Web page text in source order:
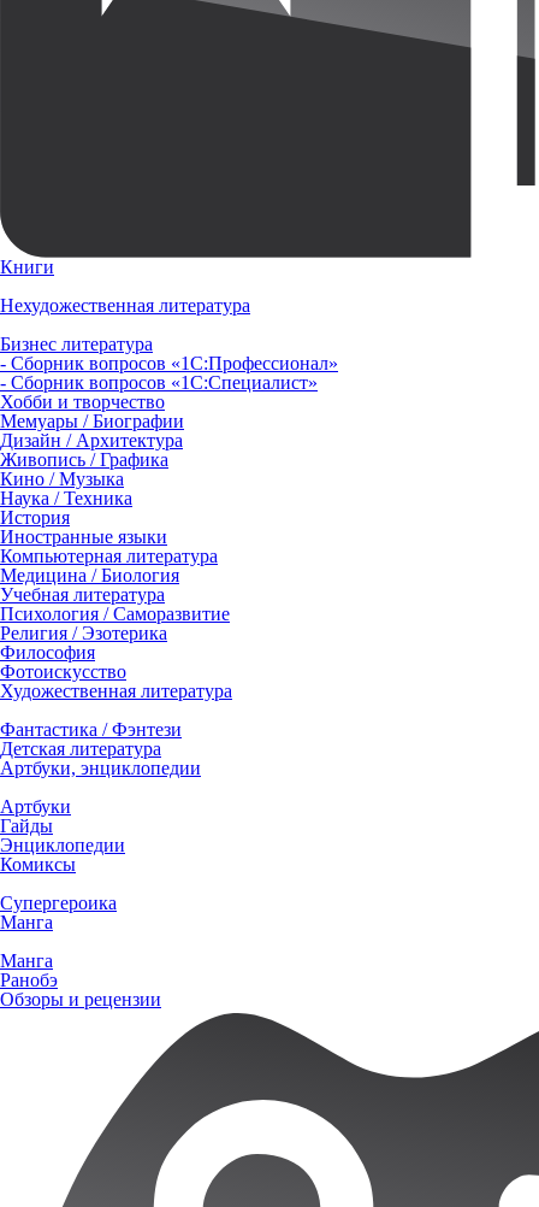
Книги
Нехудожественная литература
Бизнес литература
- Сборник вопросов «1С:Профессионал»
- Сборник вопросов «1С:Специалист»
Хобби и творчество
Мемуары / Биографии
Дизайн / Архитектура
Живопись / Графика
Кино / Музыка
Наука / Техника
История
Иностранные языки
Компьютерная литература
Медицина / Биология
Учебная литература
Психология / Саморазвитие
Религия / Эзотерика
Философия
Фотоискусство
Художественная литература
Фантастика / Фэнтези
Детская литература
Артбуки, энциклопедии
Артбуки
Гайды
Энциклопедии
Комиксы
Супергероика
Манга
Манга
Ранобэ
Обзоры и рецензии